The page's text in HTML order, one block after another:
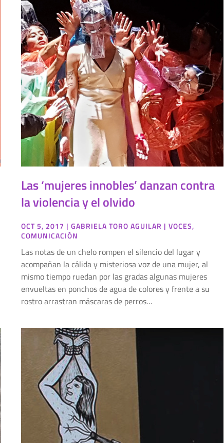
Las ‘mujeres innobles’ danzan contra
la violencia y el olvido
OCT 5, 2017 | GABRIELA TORO AGUILAR | VOCES,
COMUNICACIÓN
Las notas de un chelo rompen el silencio del lugar y
acompañan la cálida y misteriosa voz de una mujer, al
mismo tiempo ruedan por las gradas algunas mujeres
envueltas en ponchos de agua de colores y frente a su
rostro arrastran máscaras de perros…